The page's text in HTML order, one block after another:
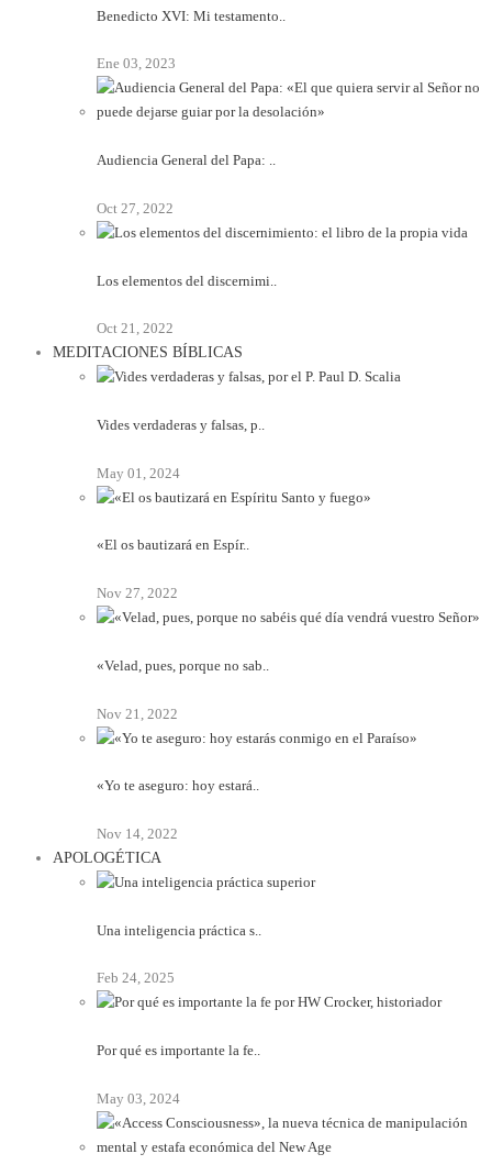
Benedicto XVI: Mi testamento..
Ene 03, 2023
Audiencia General del Papa: ..
Oct 27, 2022
Los elementos del discernimi..
Oct 21, 2022
MEDITACIONES BÍBLICAS
Vides verdaderas y falsas, p..
May 01, 2024
«El os bautizará en Espír..
Nov 27, 2022
«Velad, pues, porque no sab..
Nov 21, 2022
«Yo te aseguro: hoy estará..
Nov 14, 2022
APOLOGÉTICA
Una inteligencia práctica s..
Feb 24, 2025
Por qué es importante la fe..
May 03, 2024